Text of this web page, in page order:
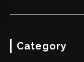
Category